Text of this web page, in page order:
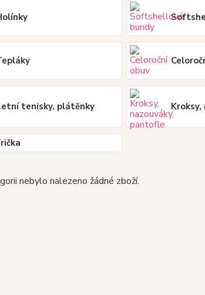
tenisky, plátěnky
nebylo nalezeno žádné zboží.